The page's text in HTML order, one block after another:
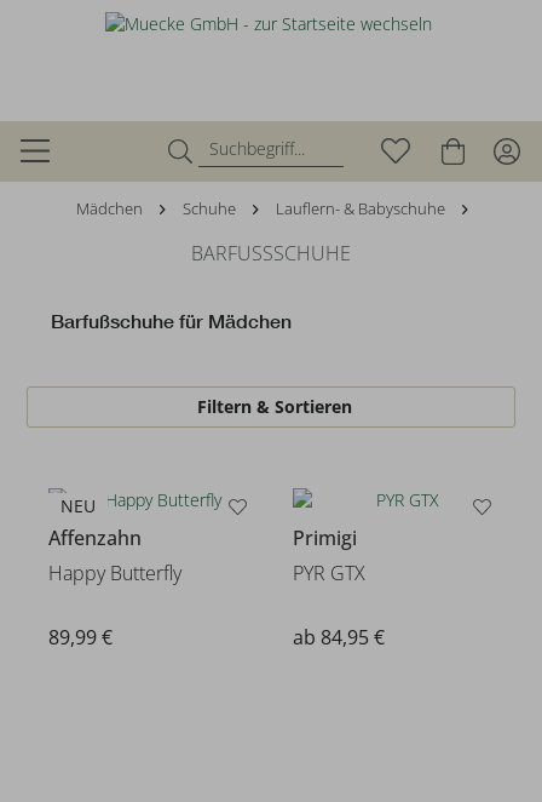
Mädchen Schuhe Lauflern- & Babyschuhe
BARFUSSSCHUHE
Barfußschuhe für Mädchen
Filtern & Sortieren
NEU
Affenzahn
Happy Butterfly
89,99 €
Primigi
PYR GTX
ab 84,95 €